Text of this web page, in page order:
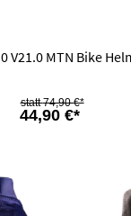
V21.0 MTN Bike
44,90 €*
74,90 €*